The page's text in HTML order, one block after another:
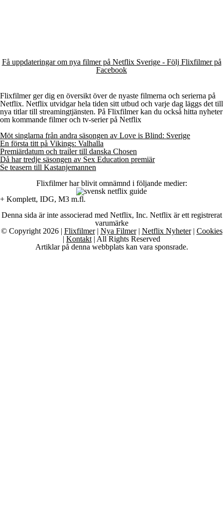
Få uppdateringar om nya filmer på Netflix Sverige - Följ Flixfilmer på
Facebook
Flixfilmer ger dig en översikt över de nyaste filmerna och serierna på
Netflix. Netflix utvidgar hela tiden sitt utbud och varje dag läggs det till
nya titlar till streamingtjänsten. På Flixfilmer kan du också hitta nyheter
om kommande filmer och tv-serier på Netflix
Möt singlarna från andra säsongen av Love is Blind: Sverige
En första titt på Vikings: Valhalla
Premiärdatum och trailer till danska Chosen
Då har tredje säsongen av Sex Education premiär
Se teasern till Kastanjemannen
Flixfilmer har blivit omnämnd i följande medier:
+ Komplett, IDG, M3 m.fl.
Denna sida är inte associerad med Netflix, Inc. Netflix är ett registrerat
varumärke
© Copyright 2026 | Flixfilmer| Nya Filmer| Netflix Nyheter| Cookies
| Kontakt | All Rights Reserved
Artiklar på denna webbplats kan vara sponsrade.